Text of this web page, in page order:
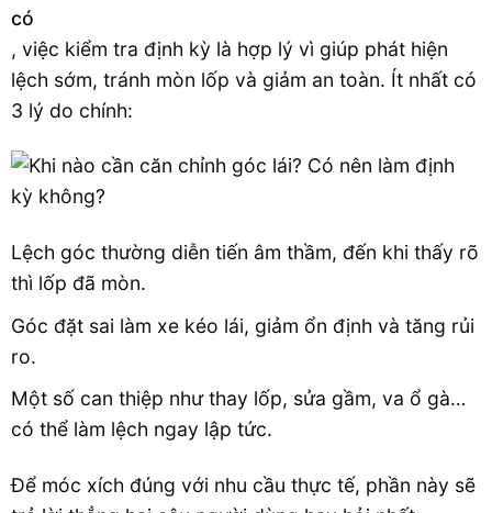
có
, việc kiểm tra định kỳ là hợp lý vì giúp phát hiện
lệch sớm, tránh mòn lốp và giảm an toàn. Ít nhất có
3 lý do chính:
Lệch góc thường diễn tiến âm thầm, đến khi thấy rõ
thì lốp đã mòn.
Góc đặt sai làm xe kéo lái, giảm ổn định và tăng rủi
ro.
Một số can thiệp như thay lốp, sửa gầm, va ổ gà…
có thể làm lệch ngay lập tức.
Để móc xích đúng với nhu cầu thực tế, phần này sẽ